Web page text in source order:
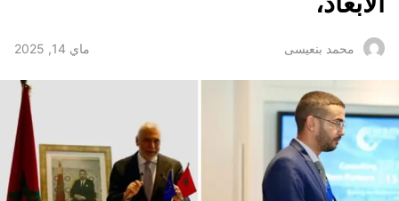
محمد بنعيسى ماي 14, 2025